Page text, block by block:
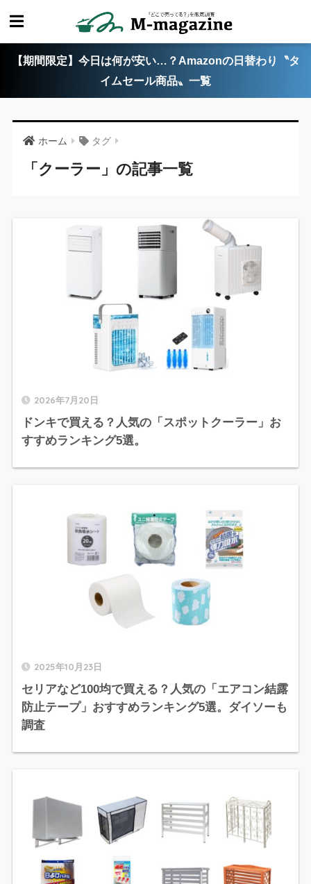
【期間限定】今日は何が安い…？Amazonの日替わり〝タ
イムセール商品〟一覧
ホーム タグ
「クーラー」の記事一覧
2026年7月20日
ドンキで買える？人気の「スポットクーラー」お
すすめランキング5選。
2025年10月23日
セリアなど100均で買える？人気の「エアコン結露
防止テープ」おすすめランキング5選。ダイソーも
調査